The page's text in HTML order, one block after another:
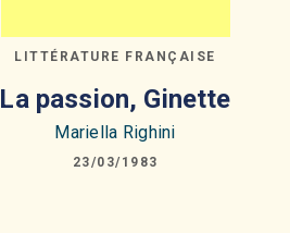
LITTÉRATURE FRANÇAISE
La passion, Ginette
Mariella Righini
23/03/1983